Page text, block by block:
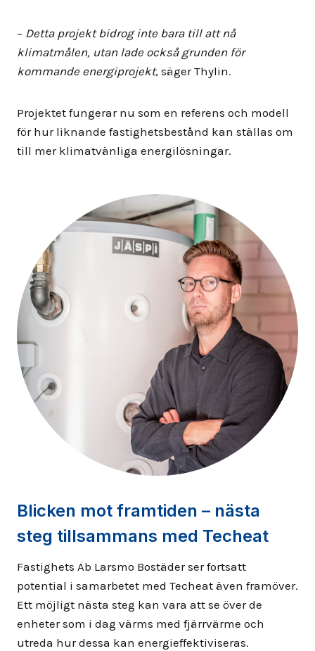
– Detta projekt bidrog inte bara till att nå
klimatmålen, utan lade också grunden för
kommande energiprojekt, säger Thylin.
Projektet fungerar nu som en referens och modell
för hur liknande fastighetsbestånd kan ställas om
till mer klimatvänliga energilösningar.
Blicken mot framtiden – nästa
steg tillsammans med Techeat
Fastighets Ab Larsmo Bostäder ser fortsatt
potential i samarbetet med Techeat även framöver.
Ett möjligt nästa steg kan vara att se över de
enheter som i dag värms med fjärrvärme och
utreda hur dessa kan energieffektiviseras.